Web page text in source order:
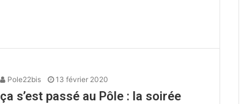
Pole22bis 13 février 2020
ça s’est passé au Pôle : la soirée